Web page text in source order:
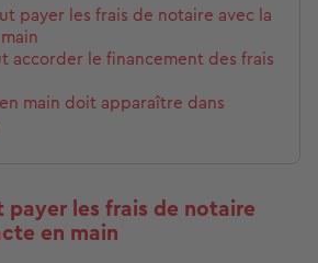
payer les frais de notaire avec la
accorder le financement des frais
main doit apparaître dans
payer les frais de notaire
en main